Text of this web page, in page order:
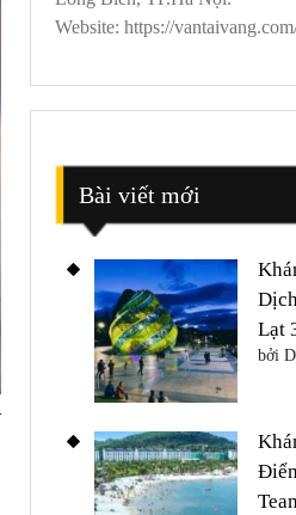
Website: https://
Bài viết mới
Lạt
bởi